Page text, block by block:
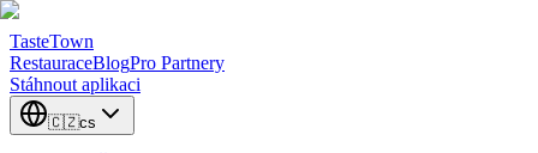
TasteTown
RestauraceBlogPro Partnery
Stáhnout aplikaci
🇨🇿cs